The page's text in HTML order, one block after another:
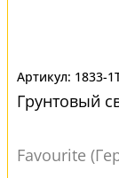
1833-
Грунтовый
Favourite